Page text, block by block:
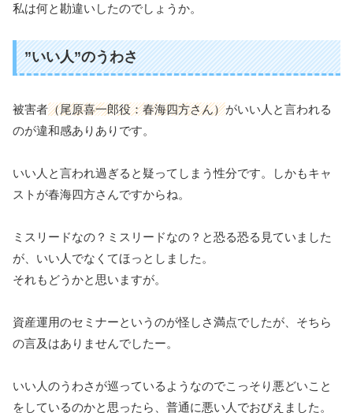
私は何と勘違いしたのでしょうか。
”いい人”のうわさ
被害者（尾原喜一郎役：春海四方さん）がいい人と言われる
のが違和感ありありです。
いい人と言われ過ぎると疑ってしまう性分です。しかもキャ
ストが春海四方さんですからね。
ミスリードなの？ミスリードなの？と恐る恐る見ていました
が、いい人でなくてほっとしました。
それもどうかと思いますが。
資産運用のセミナーというのが怪しさ満点でしたが、そちら
の言及はありませんでしたー。
いい人のうわさが巡っているようなのでこっそり悪どいこと
をしているのかと思ったら、普通に悪い人でおびえました。